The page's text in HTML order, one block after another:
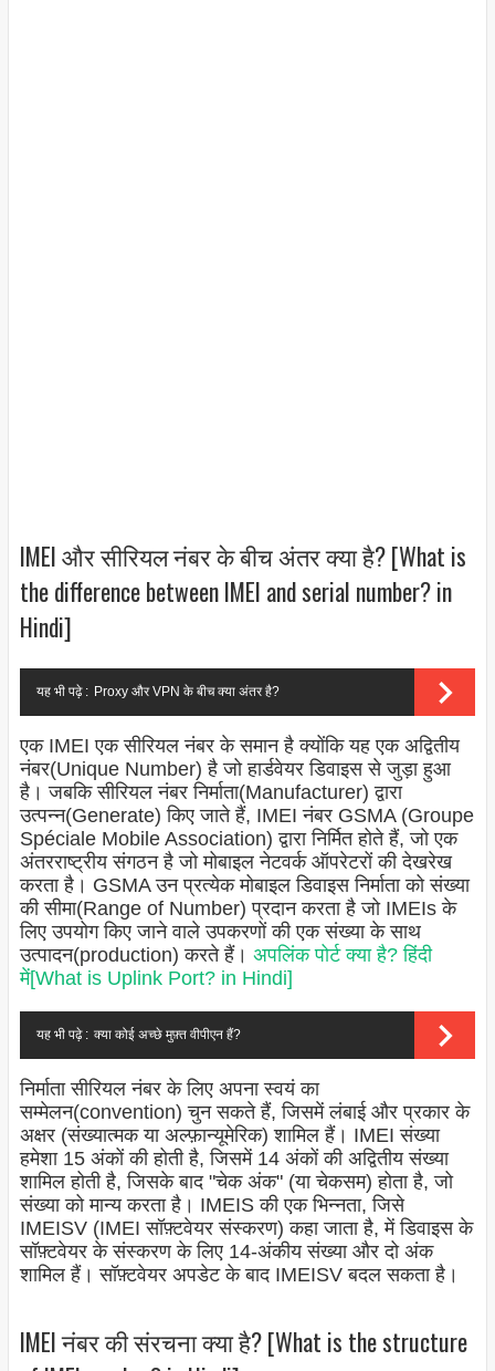
IMEI और सीरियल नंबर के बीच अंतर क्या है? [What is
the difference between IMEI and serial number? in
Hindi]
यह भी पढ़े : Proxy और VPN के बीच क्या अंतर है?
एक IMEI एक सीरियल नंबर के समान है क्योंकि यह एक अद्वितीय
नंबर(Unique Number) है जो हार्डवेयर डिवाइस से जुड़ा हुआ
है। जबकि सीरियल नंबर निर्माता(Manufacturer) द्वारा
उत्पन्न(Generate) किए जाते हैं, IMEI नंबर GSMA (Groupe
Spéciale Mobile Association) द्वारा निर्मित होते हैं, जो एक
अंतरराष्ट्रीय संगठन है जो मोबाइल नेटवर्क ऑपरेटरों की देखरेख
करता है। GSMA उन प्रत्येक मोबाइल डिवाइस निर्माता को संख्या
की सीमा(Range of Number) प्रदान करता है जो IMEIs के
लिए उपयोग किए जाने वाले उपकरणों की एक संख्या के साथ
उत्पादन(production) करते हैं। अपलिंक पोर्ट क्या है? हिंदी
में[What is Uplink Port? in Hindi]
यह भी पढ़े : क्या कोई अच्छे मुफ़्त वीपीएन हैं?
निर्माता सीरियल नंबर के लिए अपना स्वयं का
सम्मेलन(convention) चुन सकते हैं, जिसमें लंबाई और प्रकार के
अक्षर (संख्यात्मक या अल्फ़ान्यूमेरिक) शामिल हैं। IMEI संख्या
हमेशा 15 अंकों की होती है, जिसमें 14 अंकों की अद्वितीय संख्या
शामिल होती है, जिसके बाद "चेक अंक" (या चेकसम) होता है, जो
संख्या को मान्य करता है। IMEIS की एक भिन्नता, जिसे
IMEISV (IMEI सॉफ़्टवेयर संस्करण) कहा जाता है, में डिवाइस के
सॉफ़्टवेयर के संस्करण के लिए 14-अंकीय संख्या और दो अंक
शामिल हैं। सॉफ़्टवेयर अपडेट के बाद IMEISV बदल सकता है।
IMEI नंबर की संरचना क्या है? [What is the structure